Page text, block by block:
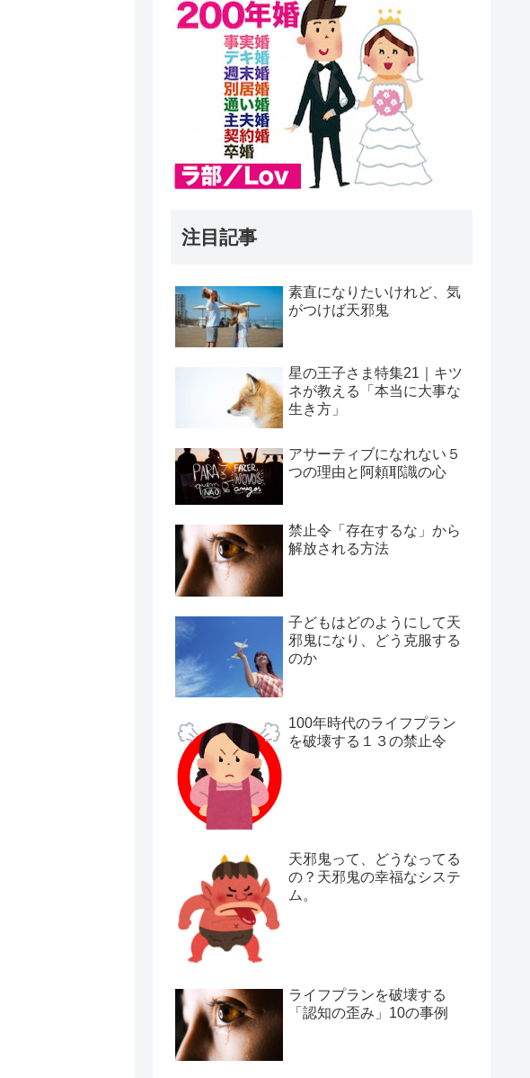
注目記事
素直になりたいけれど、気
がつけば天邪鬼
星の王子さま特集21｜キツ
ネが教える「本当に大事な
生き方」
アサーティブになれない５
つの理由と阿頼耶識の心
禁止令「存在するな」から
解放される方法
子どもはどのようにして天
邪鬼になり、どう克服する
のか
100年時代のライフプラン
を破壊する１３の禁止令
天邪鬼って、どうなってる
の？天邪鬼の幸福なシステ
ム。
ライフプランを破壊する
「認知の歪み」10の事例